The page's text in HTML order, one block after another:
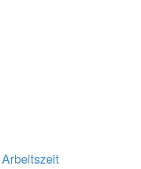
Arbeitszeit